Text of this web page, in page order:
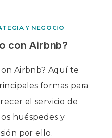
Y NEGOCIO
con Airbnb?
Airbnb? Aquí te
formas para
el servicio de
huéspedes y
por ello.